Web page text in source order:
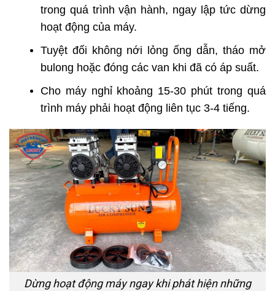
trong quá trình vận hành, ngay lập tức dừng
hoạt động của máy.
Tuyệt đối không nới lỏng ống dẫn, tháo mở
bulong hoặc đóng các van khi đã có áp suất.
Cho máy nghỉ khoảng 15-30 phút trong quá
trình máy phải hoạt động liên tục 3-4 tiếng.
Dừng hoạt động máy ngay khi phát hiện những